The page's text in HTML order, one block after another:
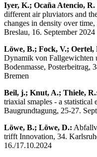
Iyer, K.; Ocaña Atencio,
different air pluviators and
changes in density over
Breslau, 16. September 2024
Löwe, B.; Fock, V.; Oertel,
Dynamik von Fallgewichten
Bodenmasse, Posterbeitrag,
Bremen
Beil, j.; Knut, A.; Thiele,
triaxial smaples - a statistical
Baugrundtagung, 25-27.
Löwe, B.; Löwe, D.:
trifft Innovation, 34.
16./17.10.2024